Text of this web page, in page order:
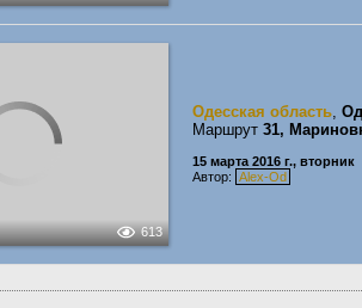
613
Одесская область,
Маршрут 31,
15 марта 2016 г., вторник
Автор: Alex-Od